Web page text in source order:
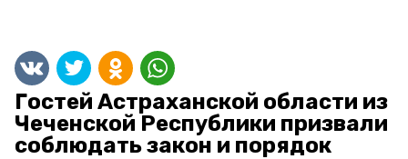
Гостей Астраханской области из
Чеченской Республики призвали
соблюдать закон и порядок